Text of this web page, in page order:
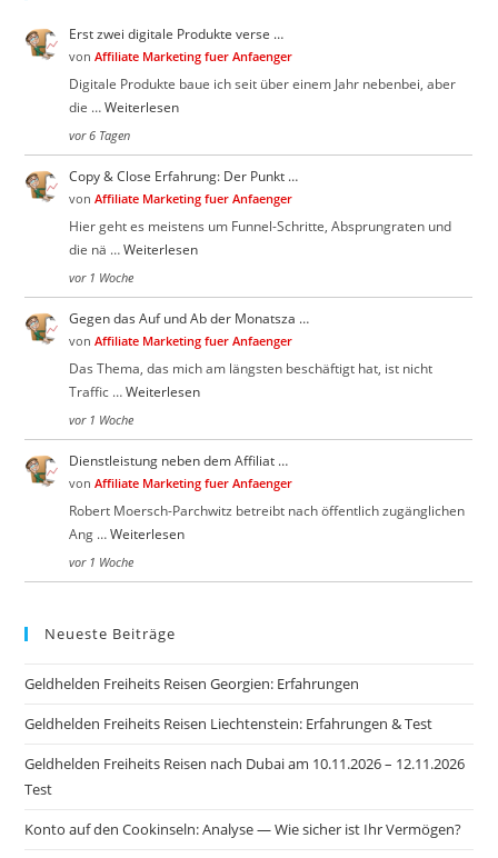
Erst zwei digitale Produkte verse …
vonAffiliate Marketing fuer Anfaenger
Digitale Produkte baue ich seit über einem Jahr nebenbei, aber
die …Weiterlesen
vor 6 Tagen
Copy & Close Erfahrung: Der Punkt …
vonAffiliate Marketing fuer Anfaenger
Hier geht es meistens um Funnel-Schritte, Absprungraten und
die nä …Weiterlesen
vor 1 Woche
Gegen das Auf und Ab der Monatsza …
vonAffiliate Marketing fuer Anfaenger
Das Thema, das mich am längsten beschäftigt hat, ist nicht
Traffic …Weiterlesen
vor 1 Woche
Dienstleistung neben dem Affiliat …
vonAffiliate Marketing fuer Anfaenger
Robert Moersch-Parchwitz betreibt nach öffentlich zugänglichen
Ang …Weiterlesen
vor 1 Woche
Neueste Beiträge
Geldhelden Freiheits Reisen Georgien: Erfahrungen
Geldhelden Freiheits Reisen Liechtenstein: Erfahrungen & Test
Geldhelden Freiheits Reisen nach Dubai am 10.11.2026 – 12.11.2026
Test
Konto auf den Cookinseln: Analyse — Wie sicher ist Ihr Vermögen?